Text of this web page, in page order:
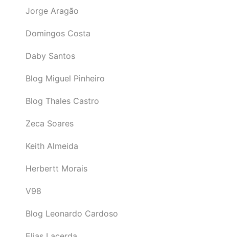
Jorge Aragão
Domingos Costa
Daby Santos
Blog Miguel Pinheiro
Blog Thales Castro
Zeca Soares
Keith Almeida
Herbertt Morais
V98
Blog Leonardo Cardoso